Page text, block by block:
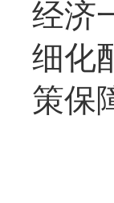
经济
细化
策保
(